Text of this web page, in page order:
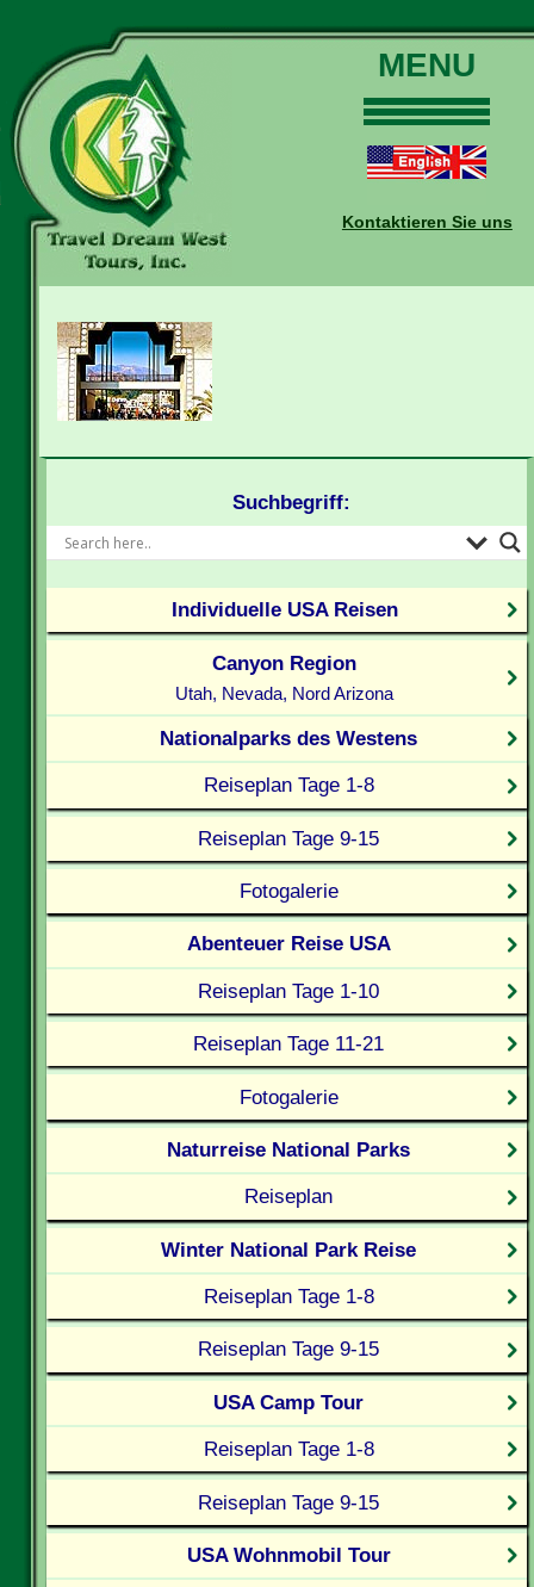
MENU
Touren
Daten und Preise
Buchungen
Kontaktieren Sie uns
Suchbegriff:
Individuelle USA Reisen
Canyon Region
Utah, Nevada, Nord Arizona
Nationalparks des Westens
Reiseplan Tage 1-8
Reiseplan Tage 9-15
Fotogalerie
Abenteuer Reise USA
Reiseplan Tage 1-10
Reiseplan Tage 11-21
Fotogalerie
Naturreise National Parks
Reiseplan
Winter National Park Reise
Reiseplan Tage 1-8
Reiseplan Tage 9-15
USA Camp Tour
Reiseplan Tage 1-8
Reiseplan Tage 9-15
USA Wohnmobil Tour